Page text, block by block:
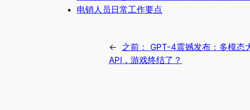
电销人员日常工作要点
← 之前： GPT-4震撼发布：多模态
API，游戏终结了？